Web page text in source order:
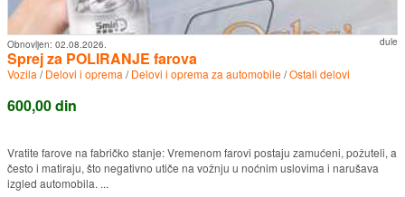
dule
Obnovljen: 02.08.2026.
Sprej za POLIRANJE farova
Vozila /Delovi i oprema /Delovi i oprema za automobile/Ostali delovi
600,00 din
Vratite farove na fabričko stanje: Vremenom farovi postaju zamućeni, požuteli, a
često i matiraju, što negativno utiče na vožnju u noćnim uslovima i narušava
izgled automobila. ...